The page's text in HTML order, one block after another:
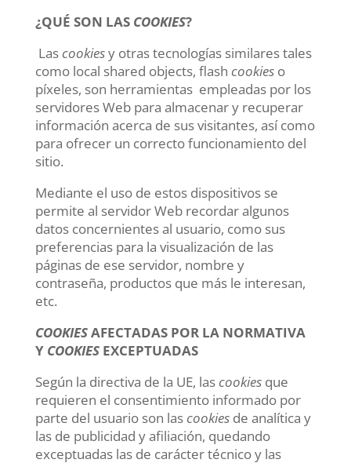
¿QUÉ SON LAS COOKIES?
Las cookiesy otras tecnologías similares tales
como local shared objects, flash cookies o
píxeles, son herramientas empleadas por los
servidores Web para almacenar y recuperar
información acerca de sus visitantes, así como
para ofrecer un correcto funcionamiento del
sitio.
Mediante el uso de estos dispositivos se
permite al servidor Web recordar algunos
datos concernientes al usuario, como sus
preferencias para la visualización de las
páginas de ese servidor, nombre y
contraseña, productos que más le interesan,
etc.
COOKIESAFECTADAS POR LA NORMATIVA
Y COOKIES EXCEPTUADAS
Según la directiva de la UE, las cookies que
requieren el consentimiento informado por
parte del usuario son las cookies de analítica y
las de publicidad y afiliación, quedando
exceptuadas las de carácter técnico y las